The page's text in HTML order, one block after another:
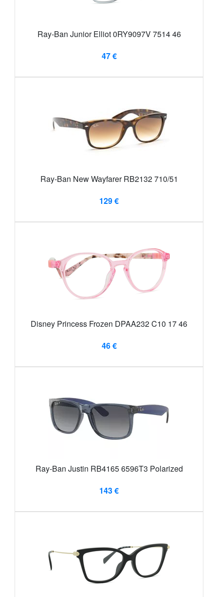
Ray-Ban Junior Elliot 0RY9097V 7514 46
47 €
Ray-Ban New Wayfarer RB2132 710/51
129 €
Disney Princess Frozen DPAA232 C10 17 46
46 €
Ray-Ban Justin RB4165 6596T3 Polarized
143 €